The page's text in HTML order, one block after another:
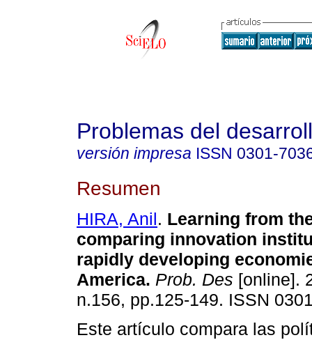
Problemas del
versión impresa ISSN 0301-
Resumen
HIRA, Anil. Learning from
comparing innovation
rapidly developing
America. Prob. Des [online].
n.156, pp.125-149. ISSN
Este artículo compara las